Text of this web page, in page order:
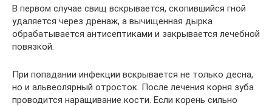
В первом случае свищ вскрывается, скопившийся гной
удаляется через дренаж, а вычищенная дырка
обрабатывается антисептиками и закрывается лечебной
повязкой.
При попадании инфекции вскрывается не только десна,
но и альвеолярный отросток. После лечения корня зуба
проводится наращивание кости. Если корень сильно